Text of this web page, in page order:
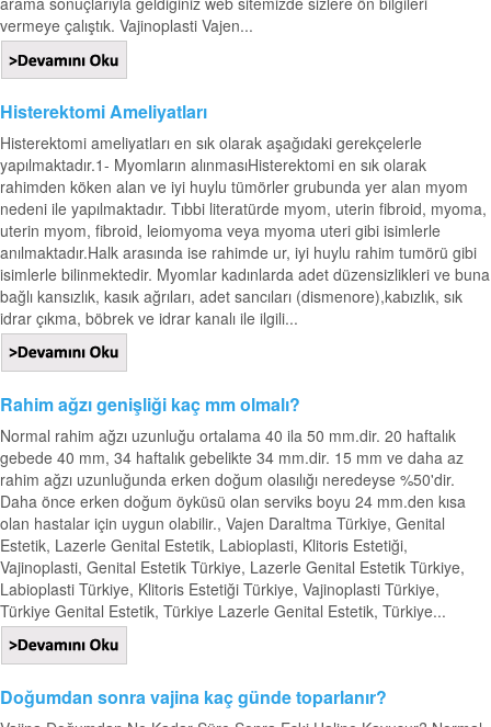
vermeye çalıştık. Vajinoplasti Vajen...
Histerektomi Ameliyatları
Histerektomi ameliyatları en sık olarak aşağıdaki gerekçelerle
yapılmaktadır.1- Myomların alınmasıHisterektomi en sık olarak
rahimden köken alan ve iyi huylu tümörler grubunda yer alan myom
nedeni ile yapılmaktadır. Tıbbi literatürde myom, uterin fibroid, myoma,
uterin myom, fibroid, leiomyoma veya myoma uteri gibi isimlerle
anılmaktadır.Halk arasında ise rahimde ur, iyi huylu rahim tumörü gibi
isimlerle bilinmektedir. Myomlar kadınlarda adet düzensizlikleri ve buna
bağlı kansızlık, kasık ağrıları, adet sancıları (dismenore),kabızlık, sık
idrar çıkma, böbrek ve idrar kanalı ile ilgili...
Rahim ağzı genişliği kaç mm olmalı?
Normal rahim ağzı uzunluğu ortalama 40 ila 50 mm.dir. 20 haftalık
gebede 40 mm, 34 haftalık gebelikte 34 mm.dir. 15 mm ve daha az
rahim ağzı uzunluğunda erken doğum olasılığı neredeyse %50'dir.
Daha önce erken doğum öyküsü olan serviks boyu 24 mm.den kısa
olan hastalar için uygun olabilir., Vajen Daraltma Türkiye, Genital
Estetik, Lazerle Genital Estetik, Labioplasti, Klitoris Estetiği,
Vajinoplasti, Genital Estetik Türkiye, Lazerle Genital Estetik Türkiye,
Labioplasti Türkiye, Klitoris Estetiği Türkiye, Vajinoplasti Türkiye,
Türkiye Genital Estetik, Türkiye Lazerle Genital Estetik, Türkiye...
Doğumdan sonra vajina kaç günde toparlanır?